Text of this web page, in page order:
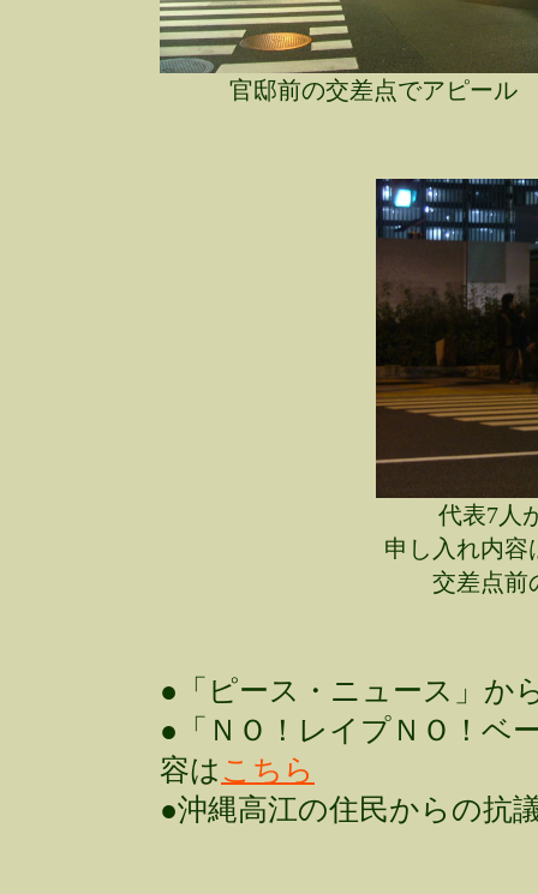
官邸前の交差点でアピール
代表7人
申し入れ内容
交差点前
●「ピース・ニュース」か
●「ＮＯ！レイプＮＯ！ベ
容は こちら
●沖縄高江の住民からの抗